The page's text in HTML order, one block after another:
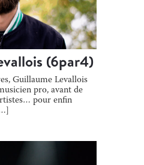
(6par4)
Guillaume Levallois
pro, avant de
pour enfin